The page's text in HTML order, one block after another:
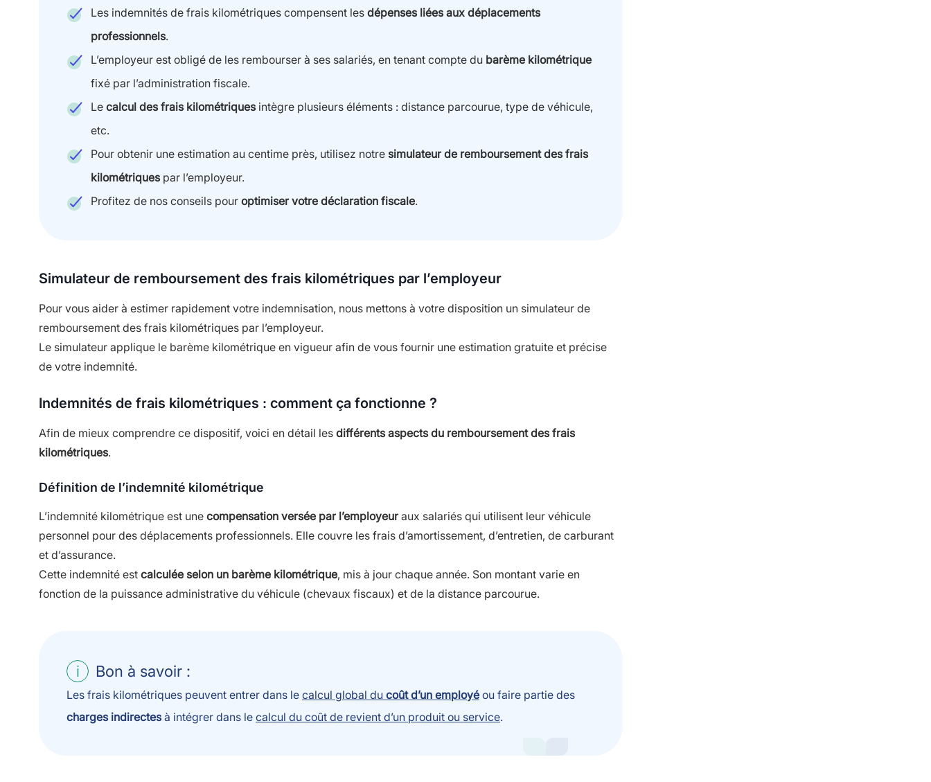
Les indemnités de frais kilométriques compensent les dépenses liées aux déplacements
professionnels.
L’employeur est obligé de les rembourser à ses salariés, en tenant compte du barème kilométrique
fixé par l’administration fiscale.
Le calcul des frais kilométriquesintègre plusieurs éléments : distance parcourue, type de véhicule,
etc.
Pour obtenir une estimation au centime près, utilisez notre simulateur de remboursement des frais
kilométriquespar l’employeur.
Profitez de nos conseils pour optimiser votre déclaration fiscale.
Simulateur de remboursement des frais kilométriques par l’employeur
Pour vous aider à estimer rapidement votre indemnisation, nous mettons à votre disposition un simulateur de
remboursement des frais kilométriques par l’employeur.
Le simulateur applique le barème kilométrique en vigueur afin de vous fournir une estimation gratuite et précise
de votre indemnité.
Indemnités de frais kilométriques : comment ça fonctionne ?
Afin de mieux comprendre ce dispositif, voici en détail les différents aspects du remboursement des frais
kilométriques.
Définition de l’indemnité kilométrique
L’indemnité kilométrique est une compensation versée par l’employeuraux salariés qui utilisent leur véhicule
personnel pour des déplacements professionnels. Elle couvre les frais d’amortissement, d’entretien, de carburant
et d’assurance.
Cette indemnité est calculée selon un barème kilométrique, mis à jour chaque année. Son montant varie en
fonction de la puissance administrative du véhicule (chevaux fiscaux) et de la distance parcourue.
Bon à savoir :
Les frais kilométriques peuvent entrer dans le calcul global du coût d’un employé ou faire partie des
charges indirectesà intégrer dans le calcul du coût de revient d’un produit ou service.